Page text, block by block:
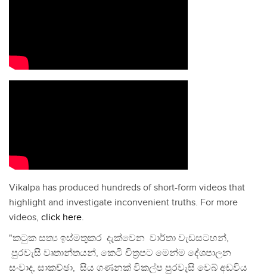
Vikalpa has produced hundreds of short-form videos that
highlight and investigate inconvenient truths. For more
videos, click here.
"කටුක සත්‍ය ඉස්මතුකර දැක්වෙන වාර්තා වැඩසටහන්,
පුරවැසි වෘතාන්තයන්, කෙටි චිත්‍රපට මෙන්ම දේශපාලන
සංවාද, සාකච්ඡා, සිය ගණනක් විකල්ප පුරවැසි වෙබ් අඩවිය